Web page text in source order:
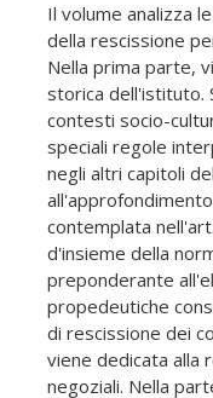
Il volume analizza
della rescissione
Nella prima parte,
storica dell'istituto.
contesti socio-
speciali regole
negli altri capitoli
contemplata
d'insieme della
preponderante
propedeutiche
di rescissione dei
viene dedicata alla
negoziali. Nella